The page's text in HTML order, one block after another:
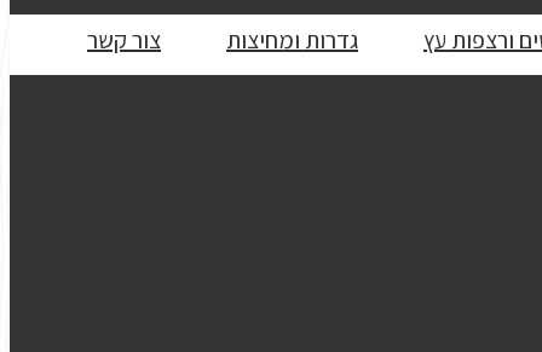
ורצפות עץ גדרות ומחיצות צור קשר